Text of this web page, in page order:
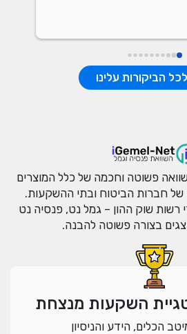
הביקורות עלינו
פשוטה וחכמה של כלל המוצרים
של חברות הביטוח ובתי ההשקעות.
רשות שוק ההון – גמל נט, פנסיה נט
בצורה פשוטה להבנה.
השקעות מנצחת
הכלים, הידע והניסיון